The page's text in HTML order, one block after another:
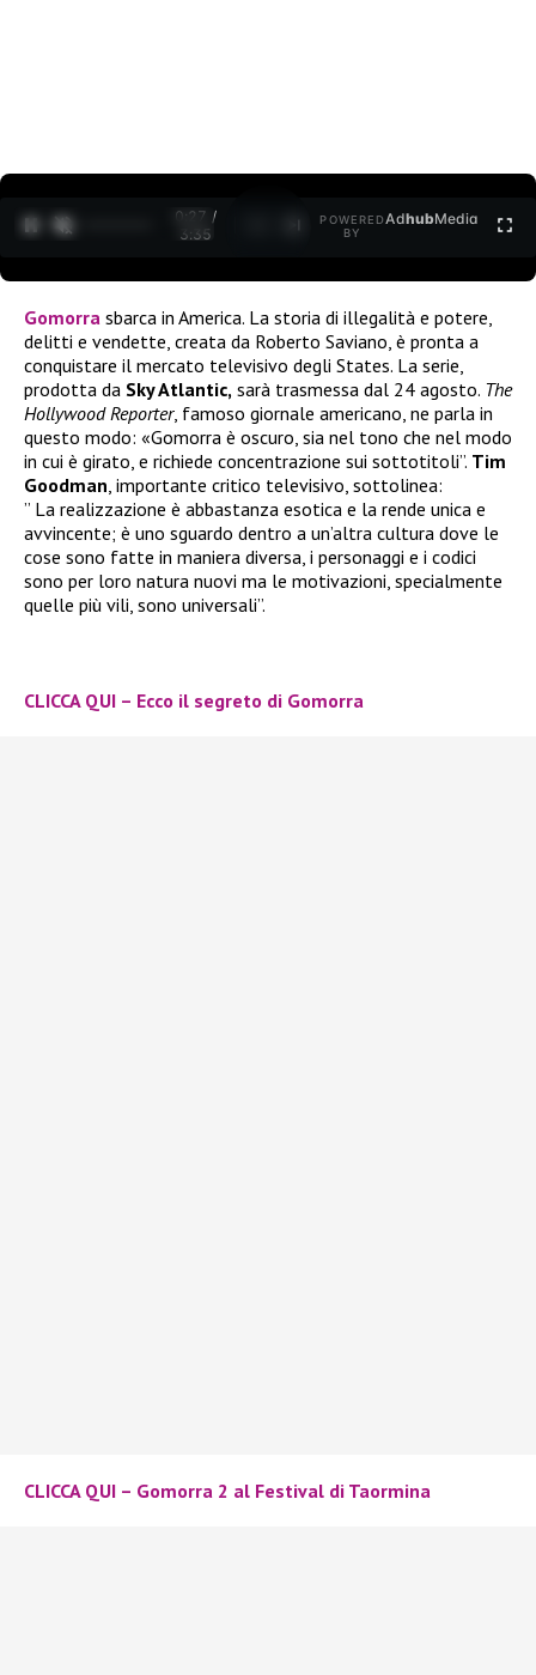
0:27 /
3:35
POWERED
BY
AdhubMedia
Gomorra sbarca in America. La storia di illegalità e potere,
delitti e vendette, creata da Roberto Saviano, è pronta a
conquistare il mercato televisivo degli States. La serie,
prodotta da Sky Atlantic, sarà trasmessa dal 24 agosto. The
Hollywood Reporter, famoso giornale americano, ne parla in
questo modo: «Gomorra è oscuro, sia nel tono che nel modo
in cui è girato, e richiede concentrazione sui sottotitoli”. Tim
Goodman , importante critico televisivo, sottolinea:
” La realizzazione è abbastanza esotica e la rende unica e
avvincente; è uno sguardo dentro a un’altra cultura dove le
cose sono fatte in maniera diversa, i personaggi e i codici
sono per loro natura nuovi ma le motivazioni, specialmente
quelle più vili, sono universali”.
CLICCA QUI – Ecco il segreto di Gomorra
CLICCA QUI – Gomorra 2 al Festival di Taormina